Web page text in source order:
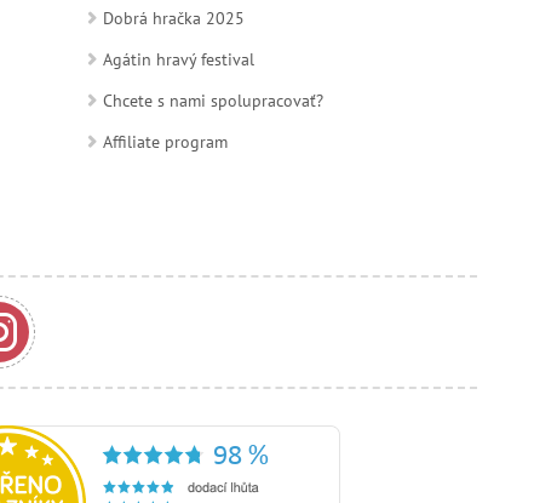
Dobrá hračka 2025
Agátin hravý festival
Chcete s nami spolupracovať?
Affiliate program